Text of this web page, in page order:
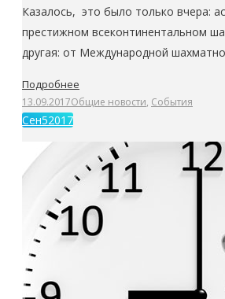
Казалось, это было только вчера:
престижном всеконтинентальном
другая: от Международной
Подробнее
13.09.2017Общие новости, События
Сен52017